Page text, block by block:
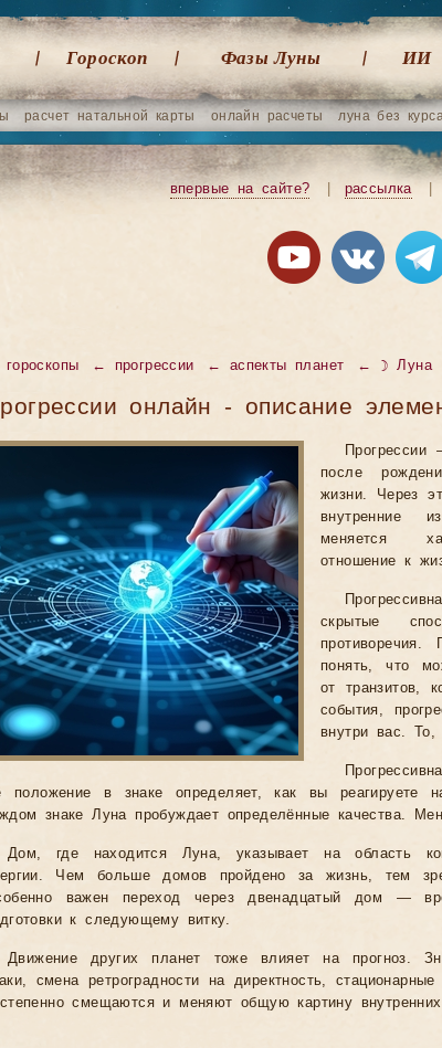
Гороскоп Фазы Луны ИИ
расчет натальной карты онлайн расчеты луна без
впервые на сайте? рассылка
← прогрессии ← аспекты планет ← ☽ Луна
онлайн - описание
после
жизни. Через
внутренние
меняется
отношение к
скрытые
понять, что
от транзитов,
события,
внутри вас.
положение в знаке определяет, как вы реагируете
знаке Луна пробуждает определённые качества.
Дом, где находится Луна, указывает на область
Чем больше домов пройдено за жизнь, тем
важен переход через двенадцатый дом —
к следующему витку.
Движение других планет тоже влияет на прогноз.
смена ретроградности на директность,
смещаются и меняют общую картину